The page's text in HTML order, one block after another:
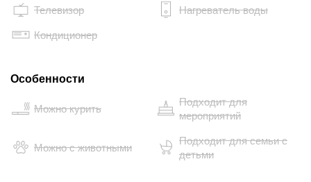
Телевизор
Нагреватель воды
Кондиционер
Особенности
Можно курить
Подходит для
мероприятий
Можно с животными
Подходит для семьи с
детьми